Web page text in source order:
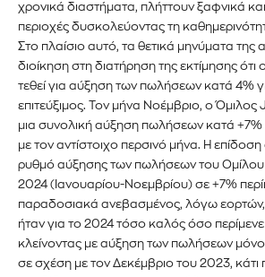
χρονικά διαστήματα, πλήττουν ξαφνικά
περιοχές δυσκολεύοντας τη
Στο πλαίσιο αυτό, τα θετικά μηνύματα
διοίκηση στη διατήρηση της εκτίμησης ότι
τεθεί για αύξηση των πωλήσεων κατά 4%
επιτεύξιμος. Τον μήνα Νοέμβριο, ο
μια συνολική αύξηση πωλήσεων κατά +7%
με τον αντίστοιχο περσινό μήνα. Η
ρυθμό αύξησης των πωλήσεων του Ομίλου
2024 (Ιανουαρίου-Νοεμβρίου) σε +7%
παραδοσιακά ανεβασμένος, λόγω εορτών,
ήταν για το 2024 τόσο καλός όσο περίμενε
κλείνοντας με αύξηση των πωλήσεων
σε σχέση με τον Δεκέμβριο του 2023, κάτι